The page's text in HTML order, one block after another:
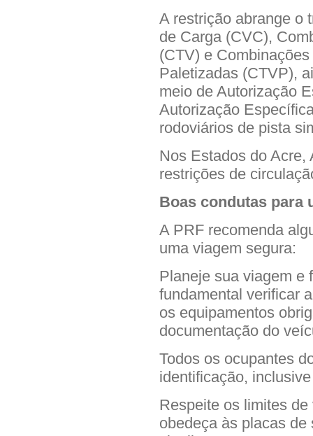
A restrição abrange o
de Carga (CVC),
(CTV) e
Paletizadas (CTVP),
meio de Autorização
Autorização
rodoviários de pista
Nos Estados do Acre,
restrições de
Boas condutas para
A PRF recomenda
uma viagem segura:
Planeje sua viagem e
fundamental verificar
os equipamentos
documentação do
Todos os ocupantes
identificação,
Respeite os limites
obedeça às placas